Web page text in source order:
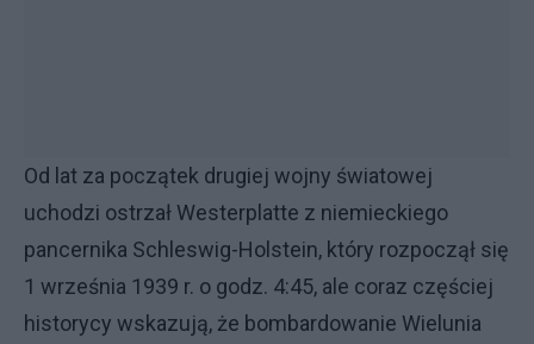
Od lat za początek drugiej wojny światowej
uchodzi ostrzał Westerplatte z niemieckiego
pancernika Schleswig-Holstein, który rozpoczął się
1 września 1939 r. o godz. 4:45, ale coraz częściej
historycy wskazują, że bombardowanie Wielunia